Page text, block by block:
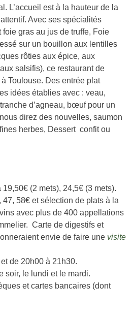
L’accueil est à la hauteur de la
Avec ses spécialités
foie gras au jus de truffe, Foie
sur un bouillon aux lentilles
rôties aux épice, aux
salsifis), ce restaurant de
Toulouse. Des entrée plat
idées établies avec : veau,
d’agneau, bœuf pour un
direz des nouvelles, saumon
herbes, Dessert confit ou
(2 mets), 24,5€ (3 mets).
47, 58€ et sélection de plats à la
avec plus de 400 appellations
Carte de digestifs et
envie de faire une visite
de 20h00 à 21h30.
soir, le lundi et le mardi.
et cartes bancaires (dont